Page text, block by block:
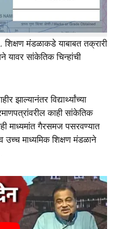
काही सांकेतिक चिन्हांबाबत,
जात आहे. यातून विद्यार्थ्यांचा
मंडळाकडे याबाबत तक्रारी
यावर सांकेतिक चिन्हांची
झाल्यानंतर विद्यार्थ्यांच्या
काही सांकेतिक
माध्यमांत गैरसमज पसरवण्यात
उच्च माध्यमिक शिक्षण मंडळाने